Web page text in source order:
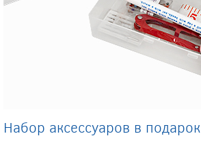
Набор аксессуаров в подарок